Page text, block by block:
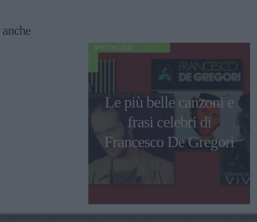
SPETTACOLO
Le più belle canzoni e
frasi celebri di
Francesco De Gregori